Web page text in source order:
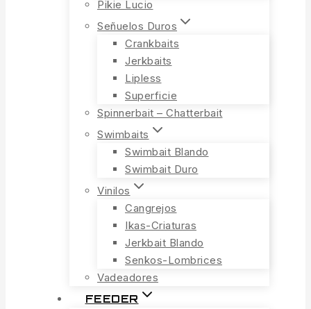
Pikie Lucio
Señuelos Duros
Crankbaits
Jerkbaits
Lipless
Superficie
Spinnerbait – Chatterbait
Swimbaits
Swimbait Blando
Swimbait Duro
Vinilos
Cangrejos
Ikas-Criaturas
Jerkbait Blando
Senkos-Lombrices
Vadeadores
FEEDER